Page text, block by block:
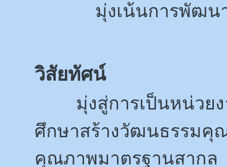
มุ่งเน้นการพัฒนาคุ
วิสัยทัศน์
มุ่งสู่การเป็นหน่วยง
ศึกษาสร้างวัฒนธรรมคุ
คุณภาพมาตรฐานสากล